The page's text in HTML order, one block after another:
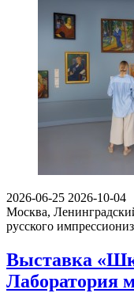
2026-06-25 2026-10-04
Москва,
русского
Выставка
Лаборатория